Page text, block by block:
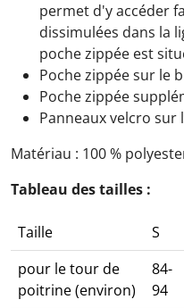
permet d'y accéder
dissimulées dans la
poche zippée est
Poche zippée sur le
Poche zippée
Panneaux velcro sur
Matériau : 100 %
Tableau des tailles :
Taille S
pour le tour de
poitrine (environ)
84-
94